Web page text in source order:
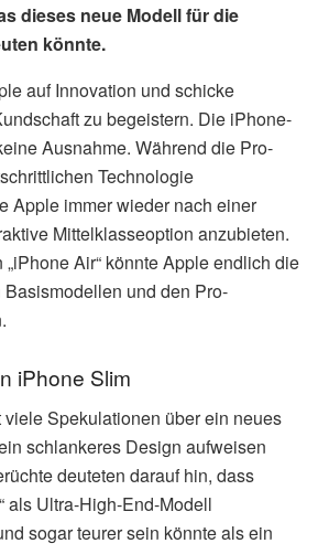
dieses neue Modell für die
könnte.
auf Innovation und schicke
zu begeistern. Die iPhone-
Ausnahme. Während die Pro-
Technologie
Apple immer wieder nach einer
Mittelklasseoption anzubieten.
Air“ könnte Apple endlich die
und den Pro-
iPhone Slim
Spekulationen über ein neues
schlankeres Design aufweisen
deuteten darauf hin, dass
als Ultra-High-End-Modell
sogar teurer sein könnte als ein